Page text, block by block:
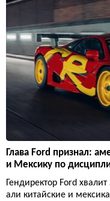
Глава Ford признал:
и Мексику по
Гендиректор Ford
али китайские и